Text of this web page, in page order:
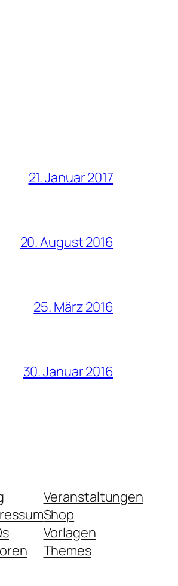
21. Januar 2017
20. August 2016
25. März 2016
30. Januar 2016
Veranstaltungen
Shop
Vorlagen
Themes